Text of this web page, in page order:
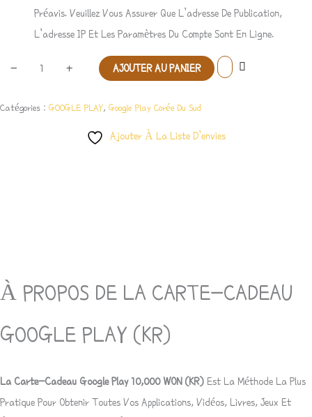
Préavis. Veuillez Vous Assurer Que L’adresse De Publication,
L’adresse IP Et Les Paramètres Du Compte Sont En Ligne.
- + AJOUTER AU PANIER
Catégories : GOOGLE PLAY, Google Play Corée Du Sud
Ajouter À La Liste D’envies
À PROPOS DE LA CARTE-CADEAU
GOOGLE PLAY (KR)
La Carte-Cadeau Google Play 10,000 WON (KR) Est La Méthode La Plus
Pratique Pour Obtenir Toutes Vos Applications, Vidéos, Livres, Jeux Et